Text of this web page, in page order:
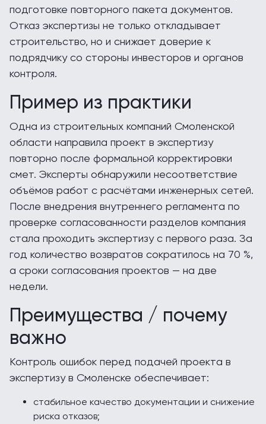
подготовке повторного пакета документов.
Отказ экспертизы не только откладывает
строительство, но и снижает доверие к
подрядчику со стороны инвесторов и органов
контроля.
Пример из практики
Одна из строительных компаний Смоленской
области направила проект в экспертизу
повторно после формальной корректировки
смет. Эксперты обнаружили несоответствие
объёмов работ с расчётами инженерных сетей.
После внедрения внутреннего регламента по
проверке согласованности разделов компания
стала проходить экспертизу с первого раза. За
год количество возвратов сократилось на 70 %,
а сроки согласования проектов — на две
недели.
Преимущества / почему
важно
Контроль ошибок перед подачей проекта в
экспертизу в Смоленске обеспечивает:
стабильное качество документации и снижение
риска отказов;